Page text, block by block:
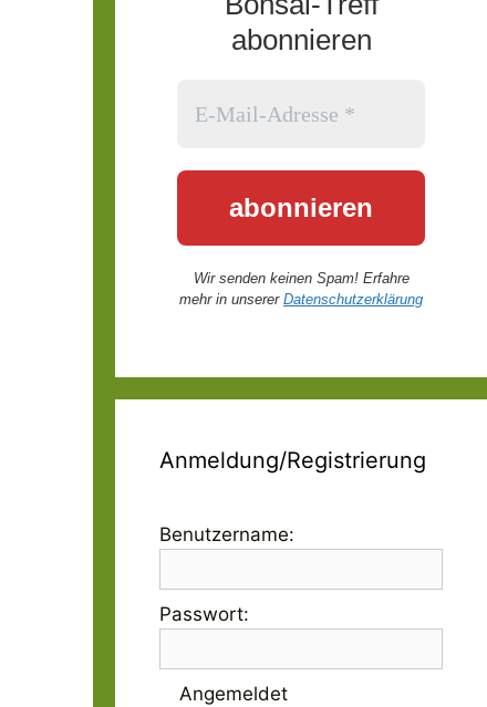
abonnieren
Wir senden keinen Spam! Erfahre
mehr in unserer Datenschutzerklärung
Anmeldung/Registrierung
Benutzername:
Passwort:
Angemeldet